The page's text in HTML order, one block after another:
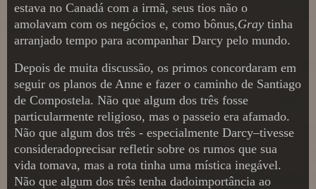
estava no Canadá com a irmã, seus tios não o
amolavam com os negócios e, como bônus,Gray tinha
arranjado tempo para acompanhar Darcy pelo mundo.
Depois de muita discussão, os primos concordaram em
seguir os planos de Anne e fazer o caminho de Santiago
de Compostela. Não que algum dos três fosse
particularmente religioso, mas o passeio era afamado.
Não que algum dos três - especialmente Darcy–tivesse
consideradoprecisar refletir sobre os rumos que sua
vida tomava, mas a rota tinha uma mística inegável.
Não que algum dos três tenha dadoimportância ao